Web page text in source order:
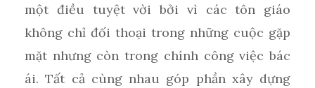
một điều tuyệt vời bởi vì các tôn giáo
không chỉ đối thoại trong những cuộc gặp
mặt nhưng còn trong chính công việc bác
ái. Tất cả cùng nhau góp phần xây dựng